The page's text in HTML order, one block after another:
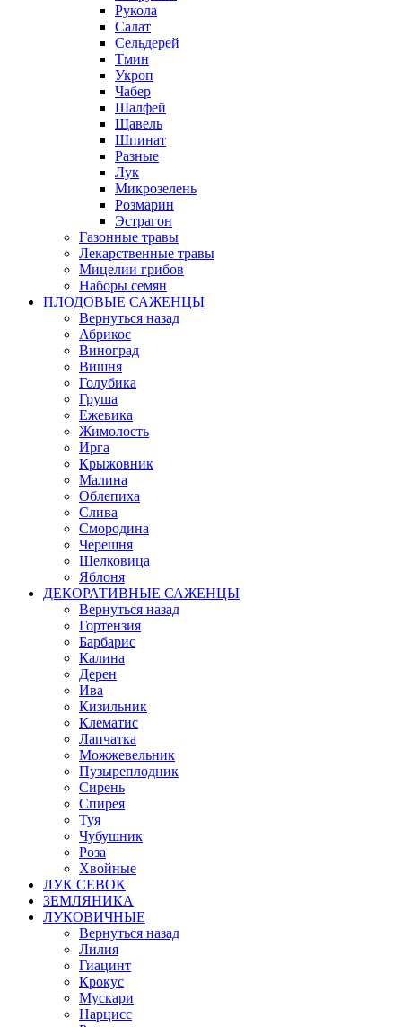
Рукола
Салат
Сельдерей
Тмин
Укроп
Чабер
Шалфей
Щавель
Шпинат
Разные
Лук
Микрозелень
Розмарин
Эстрагон
Газонные травы
Лекарственные травы
Мицелии грибов
Наборы семян
ПЛОДОВЫЕ САЖЕНЦЫ
Вернуться назад
Абрикос
Виноград
Вишня
Голубика
Груша
Ежевика
Жимолость
Ирга
Крыжовник
Малина
Облепиха
Слива
Смородина
Черешня
Шелковица
Яблоня
ДЕКОРАТИВНЫЕ САЖЕНЦЫ
Вернуться назад
Гортензия
Барбарис
Калина
Дерен
Ива
Кизильник
Клематис
Лапчатка
Можжевельник
Пузыреплодник
Сирень
Спирея
Туя
Чубушник
Роза
Хвойные
ЛУК СЕВОК
ЗЕМЛЯНИКА
ЛУКОВИЧНЫЕ
Вернуться назад
Лилия
Гиацинт
Крокус
Мускари
Нарцисс